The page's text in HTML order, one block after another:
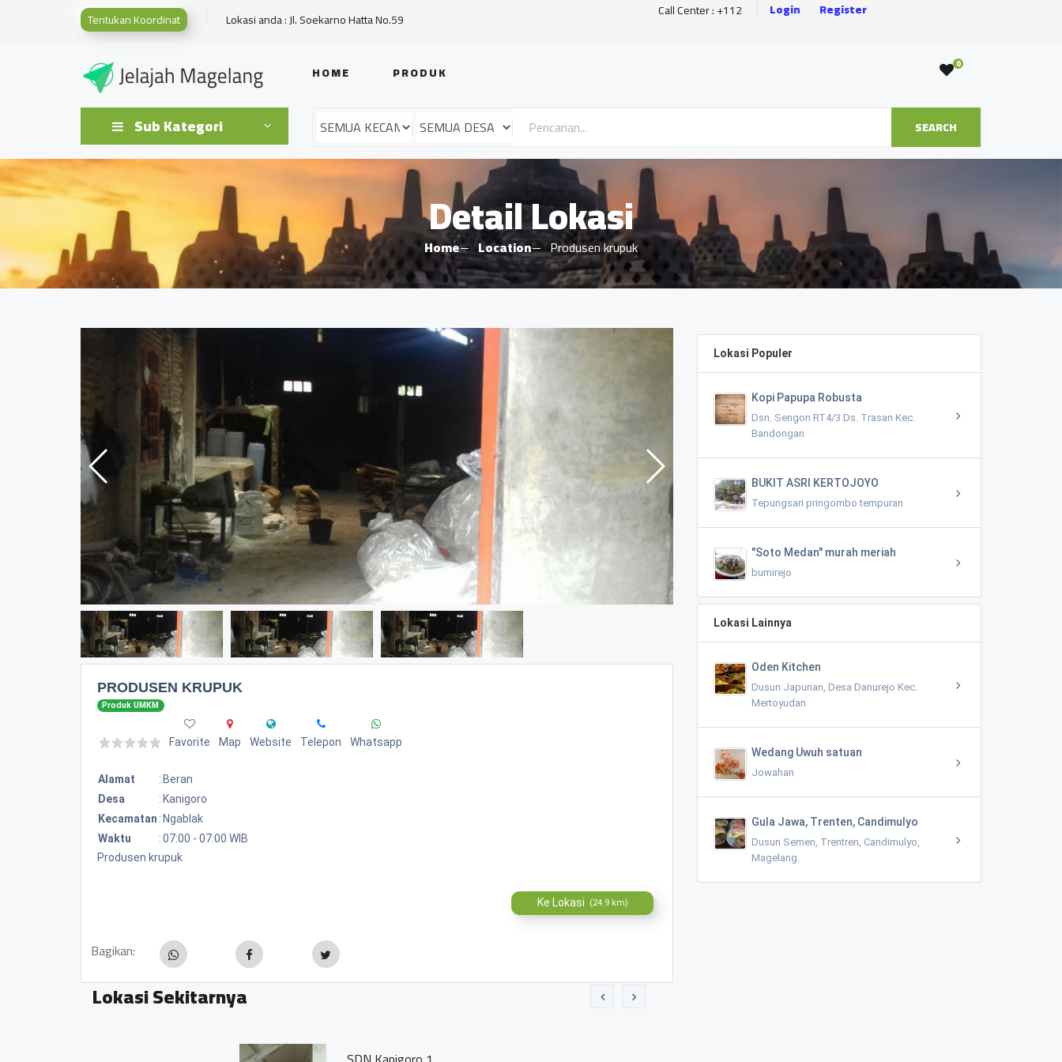
Tentukan Koordinat Lokasi anda : Jl. Soekarno Hatta No.59 Call Center : +112 Login Register
HOME PRODUK 0
Sub Kategori SEARCH
Detail Lokasi
Home Location Produsen krupuk
PRODUSEN KRUPUK
Produk UMKM
Favorite Map Website Telepon Whatsapp
Alamat : Beran
Desa
: Kanigoro
Kecamatan : Ngablak
Waktu
:07:00 - 07:00 WIB
Produsen krupuk
Ke Lokasi (24.9 km)
Bagikan:
Lokasi Sekitarnya
Lokasi Populer
Kopi Papupa Robusta
Dsn. Sengon RT4/3 Ds. Trasan Kec.
Bandongan
BUKIT ASRI KERTOJOYO
Tepungsari pringombo tempuran
"Soto Medan" murah meriah
bumirejo
Lokasi Lainnya
Oden Kitchen
Dusun Japunan, Desa Danurejo Kec.
Mertoyudan
Wedang Uwuh satuan
Jowahan
Gula Jawa, Trenten, Candimulyo
Dusun Semen, Trentren, Candimulyo,
Magelang.